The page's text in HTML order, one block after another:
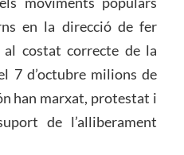
en la direcció de fer
costat correcte de la
7 d’octubre milions de
han marxat, protestat i
de l’alliberament